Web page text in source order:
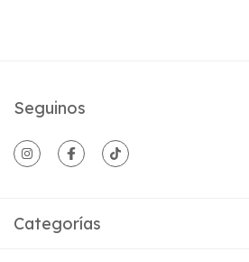
Seguinos
Categorías